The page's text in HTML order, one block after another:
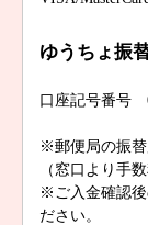
ゆうちょ振
口座記号番号
※郵便局の振替
（窓口より手
※ご入金確認後
ださい。